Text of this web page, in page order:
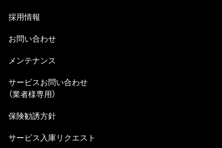
採⽤情報
お問い合わせ
メンテナンス
サービスお問い合わせ
（業者様専⽤）
保険勧誘方針
サービス⼊庫リクエスト